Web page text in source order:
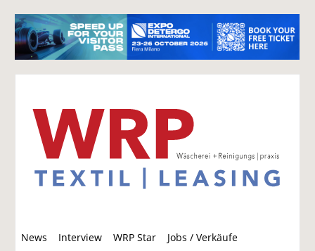
News Interview WRP Star Jobs / Verkäufe